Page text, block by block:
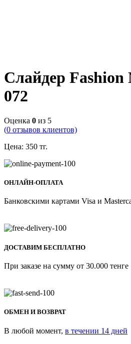
Слайдер Fashion
072
Оценка 0 из 5
(0 отзывов клиентов)
Цена: 350 тг.
ОНЛАЙН-ОПЛАТА
Банковскими картами Visa и
ДОСТАВИМ БЕСПЛАТНО
При заказе на сумму от 30.000 тенге
ОБМЕН И ВОЗВРАТ
В любой момент, в течении 14 дней